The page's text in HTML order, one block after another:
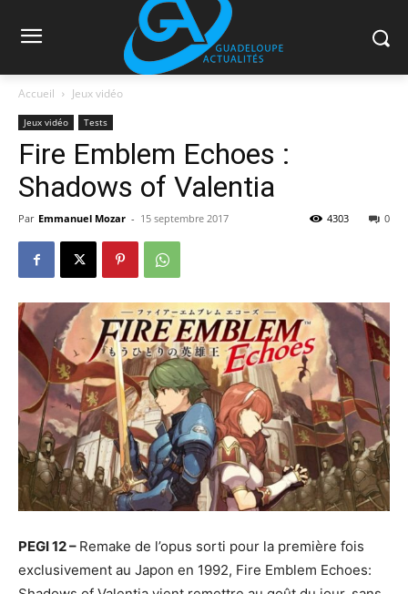
Accueil Jeux vidéo
Jeux vidéo Tests
Fire Emblem Echoes :
Shadows of Valentia
Par Emmanuel Mozar - 15 septembre 2017 0
4303
PEGI 12 – Remake de l’opus sorti pour la première fois
exclusivement au Japon en 1992, Fire Emblem Echoes: